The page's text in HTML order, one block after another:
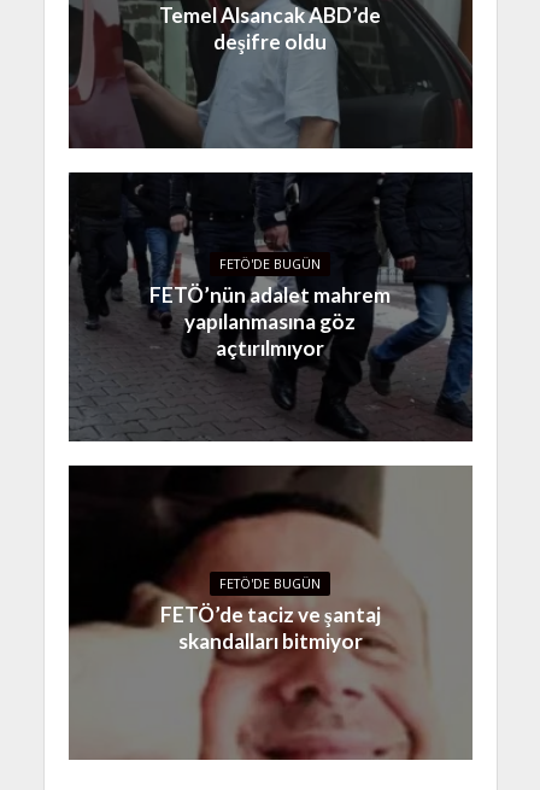
Temel Alsancak ABD’de
deşifre oldu
FETÖ'DE BUGÜN
FETÖ’nün adalet mahrem
yapılanmasına göz
açtırılmıyor
FETÖ'DE BUGÜN
FETÖ’de taciz ve şantaj
skandalları bitmiyor